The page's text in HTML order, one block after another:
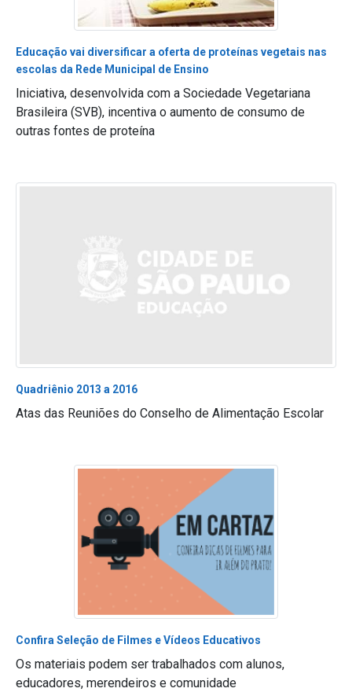
Educação vai diversificar a oferta de proteínas vegetais nas
escolas da Rede Municipal de Ensino
Iniciativa, desenvolvida com a Sociedade Vegetariana
Brasileira (SVB), incentiva o aumento de consumo de
outras fontes de proteína
Quadriênio 2013 a 2016
Atas das Reuniões do Conselho de Alimentação Escolar
Confira Seleção de Filmes e Vídeos Educativos
Os materiais podem ser trabalhados com alunos,
educadores, merendeiros e comunidade